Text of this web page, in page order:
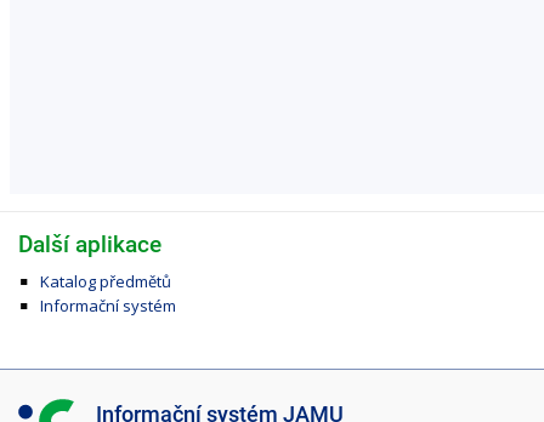
Další aplikace
Katalog předmětů
Informační systém
I Informační systém JAMU